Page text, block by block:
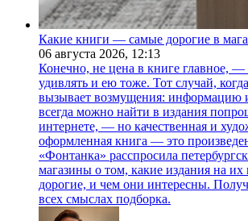
Какие книги — самые дорогие в
06 августа 2026, 12:13
Конечно, не цена в книге главное,
удивлять и ею тоже. Тот случай,
вызывает возмущения: информацию
всегда можно найти в издания
интернете, — но качественная и
оформленная книга — это
«Фонтанка» расспросила
магазины о том, какие издания на
дорогие, и чем они интересны.
всех смыслах подборка.